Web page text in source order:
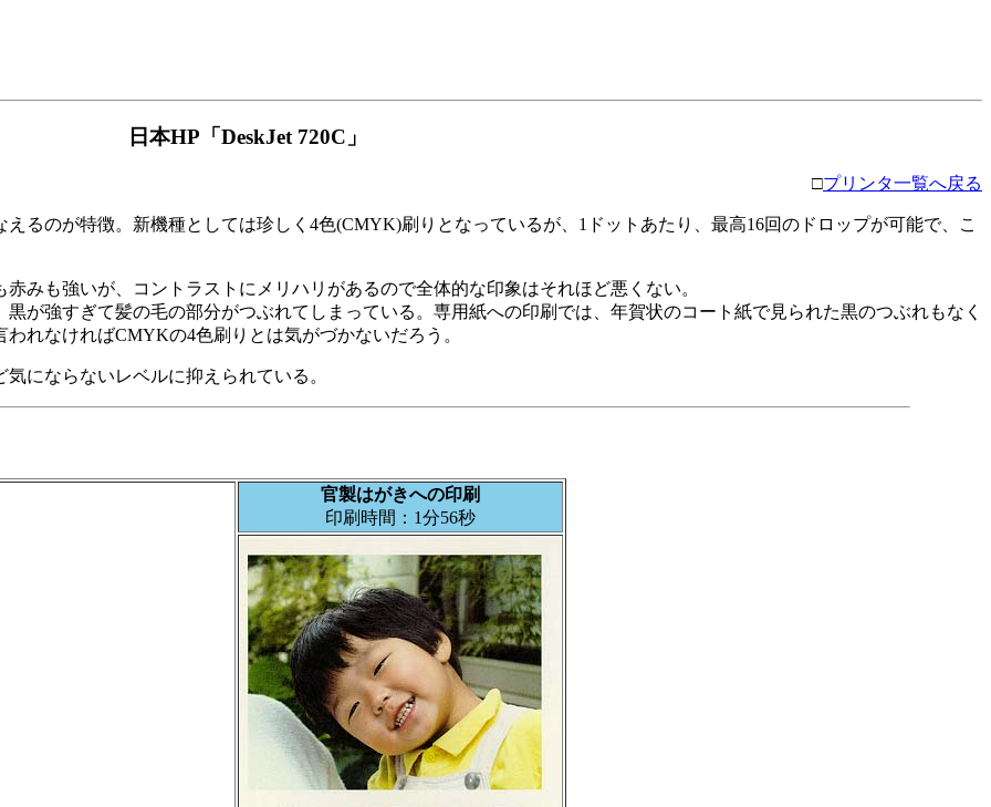
日本HP「DeskJet 720C」
□プリンタ一覧へ戻る
のが特徴。新機種としては珍しく4色(CMYK)刷りとなっているが、1ドットあたり、最高16回のドロップが可能で、こ
も強いが、コントラストにメリハリがあるので全体的な印象はそれほど悪くない。
強すぎて髪の毛の部分がつぶれてしまっている。専用紙への印刷では、年賀状のコート紙で見られた黒のつぶれもなく
れなければCMYKの4色刷りとは気がづかないだろう。
にならないレベルに抑えられている。
官製はがきへの印刷
印刷時間：1分56秒